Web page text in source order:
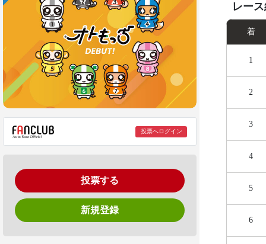
投票へログイン
投票する
新規登録
レー
着
1
2
3
4
5
6